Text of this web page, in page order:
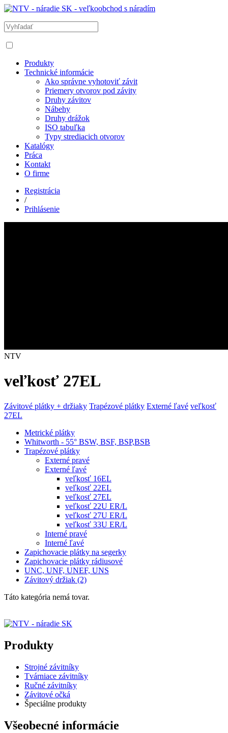
Produkty
Technické informácie
Ako správne vyhotoviť závit
Priemery otvorov pod závity
Druhy závitov
Nábehy
Druhy drážok
ISO tabuľka
Typy strediacich otvorov
Katalógy
Práca
Kontakt
O firme
Registrácia
/
Prihlásenie
NTV
veľkosť 27EL
Závitové plátky + držiaky Trapézové plátky Externé ľavé veľkosť
27EL
Metrické plátky
Whitworth - 55° BSW, BSF, BSP,BSB
Trapézové plátky
Externé pravé
Externé ľavé
veľkosť 16EL
veľkosť 22EL
veľkosť 27EL
veľkosť 22U ER/L
veľkosť 27U ER/L
veľkosť 33U ER/L
Interné pravé
Interné ľavé
Zapichovacie plátky na segerky
Zapichovacie plátky rádiusové
UNC, UNF, UNEF, UNS
Závitový držiak (2)
Táto kategória nemá tovar.
Produkty
Strojné závitníky
Tvárniace závitníky
Ručné závitníky
Závitové očká
Špeciálne produkty
Všeobecné informácie